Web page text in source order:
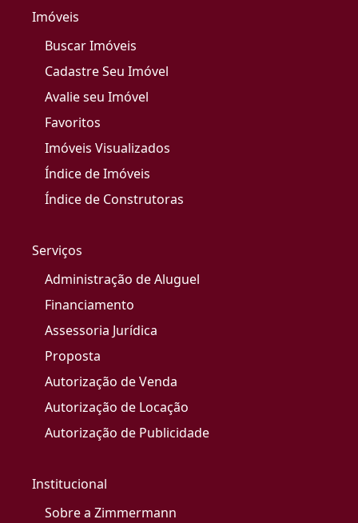
Imóveis
Buscar Imóveis
Cadastre Seu Imóvel
Avalie seu Imóvel
Favoritos
Imóveis Visualizados
Índice de Imóveis
Índice de Construtoras
Serviços
Administração de Aluguel
Financiamento
Assessoria Jurídica
Proposta
Autorização de Venda
Autorização de Locação
Autorização de Publicidade
Institucional
Sobre a Zimmermann